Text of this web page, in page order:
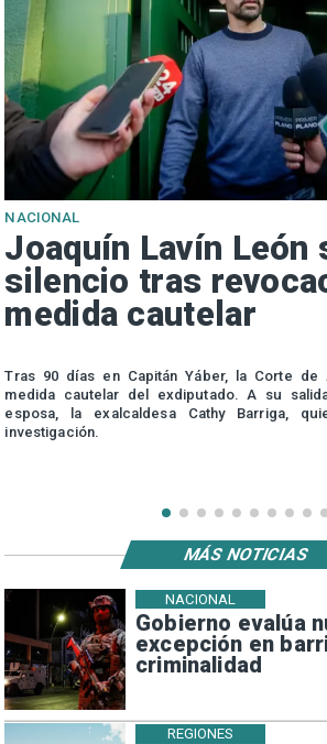
NACIONAL
Joaquín Lavín León
silencio tras
medida cautelar
Tras 90 días en Capitán Yáber, la Corte de
medida cautelar del exdiputado. A su
esposa, la exalcaldesa Cathy Barriga,
investigación.
Gobierno evalúa
excepción en
criminalidad
NACIONAL
REGIONES
MÁS NOTICIAS